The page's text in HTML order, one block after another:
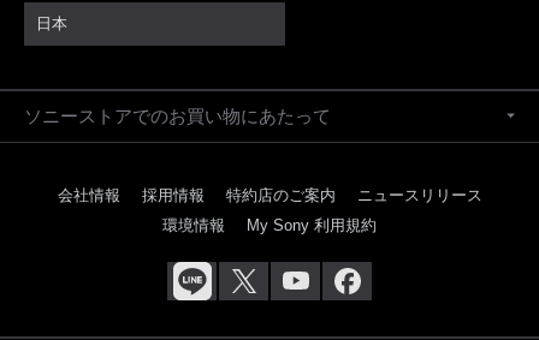
日本
ソニーストアでのお買い物にあたって
会社情報 採用情報 特約店のご案内
ニュースリリース
環境情報
My Sony 利用規約